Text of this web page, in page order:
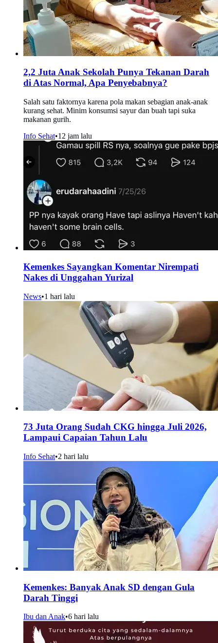
2,2 Juta Anak Sekolah Punya Tekanan Darah
di Atas Normal, Apa Penyebabnya?
Salah satu faktornya karena pola makan sebagian anak-anak
kurang sehat. Minim konsumsi sayur dan buah tapi suka
makanan gurih.
Info Sehat•12 jam lalu
Kemenkes Sayangkan Komentar Nirempati
Nakes di Unggahan Yurizal
News•1 hari lalu
73 Juta Orang Sudah CKG hingga Juli 2026,
Lampaui Capaian Tahun Lalu
Info Sehat•2 hari lalu
Kemenkes: Banyak Anak SD dengan Gula
Darah Tinggi
Ibu dan Anak•6 hari lalu